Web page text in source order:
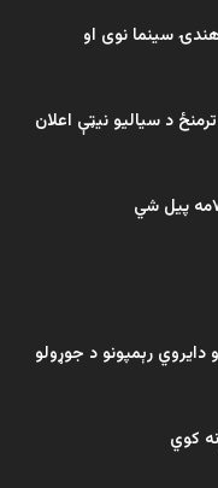
سینما نوی او
د سیالیو نیټې اعلان
دایروي رېمپونو د جوړولو